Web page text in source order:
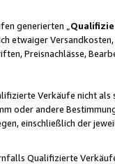
generierten „
etwaiger
Preisnachlässe,
Verkäufe nicht
oder andere
einschließlich der
Qualifizierte